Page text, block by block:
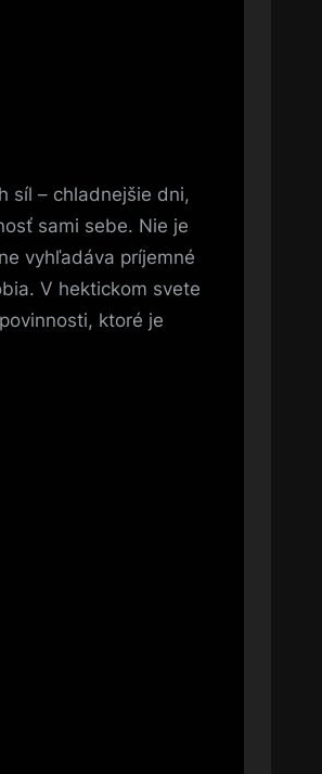
síl – chladnejšie dni,
sami sebe. Nie je
vyhľadáva príjemné
V hektickom svete
ktoré je